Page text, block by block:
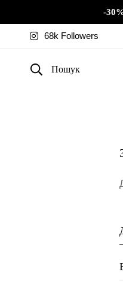
-
68k Followers
Пошук